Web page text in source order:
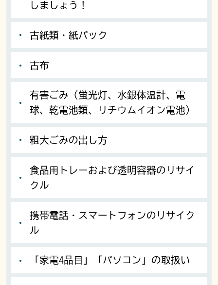
しましょう！
古紙類・紙パック
古布
有害ごみ（蛍光灯、水銀体温計、電
球、乾電池類、リチウムイオン電池）
粗大ごみの出し方
食品用トレーおよび透明容器のリサイ
クル
携帯電話・スマートフォンのリサイク
ル
「家電4品目」「パソコン」の取扱い